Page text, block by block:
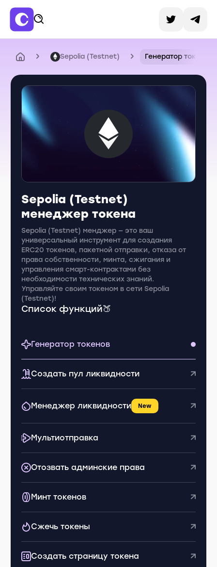
Sepolia (Testnet) Генератор токенов
Sepolia (Testnet)
менеджер токена
Sepolia (Testnet) менджер — это ваш
универсальный инструмент для создания
ERC20 токенов, пакетной отправки, отказа от
права собственности, минта, сжигания и
управления смарт-контрактами без
необходимости технических знаний.
Управляйте своим токеном в сети Sepolia
(Testnet)!
Список функций🍑
Генератор токенов
Создать пул ликвидности
Менеджер ликвидности New
Мультиотправка
Отозвать админские права
Минт токенов
Сжечь токены
Создать страницу токена